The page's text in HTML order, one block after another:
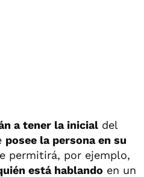
a tener la inicial del
posee la persona en su
permitirá, por ejemplo,
está hablando en un